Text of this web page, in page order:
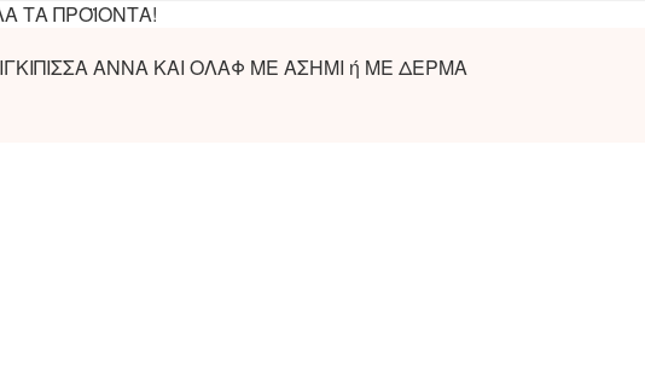
ΤΑ ΠΡΟΪΟΝΤΑ!
ΑΝΝΑ ΚΑΙ ΟΛΑΦ ΜΕ ΑΣΗΜΙ ή ΜΕ ΔΕΡΜΑ